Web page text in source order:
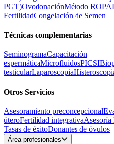
PGT)OvodonaciónMétodo ROPA
FertilidadCongelación de Semen
Técnicas complementarias
SeminogramaCapacitación
espermáticaMicrofluidosPICSI
testicularLaparoscopia
Otros Servicios
Asesoramiento preconcepcional
úteroFertilidad integrativaAsesoría
Tasas de éxitoDonantes de óvulos
Área profesionales